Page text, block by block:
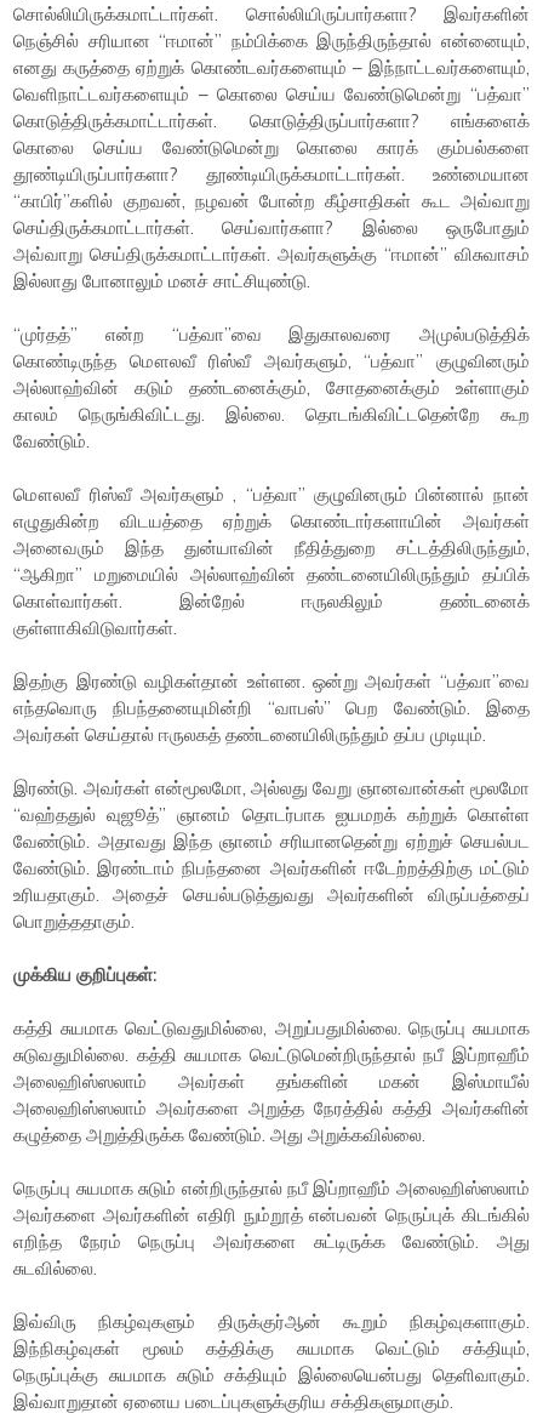
சொல்லியிருக்கமாட்டார்கள். சொல்லியிருப்பார்களா? இவர்களின்
நெஞ்சில் சரியான “ஈமான்” நம்பிக்கை இருந்திருந்தால் என்னையும்,
எனது கருத்தை ஏற்றுக் கொண்டவர்களையும் – இந்நாட்டவர்களையும்,
வெளிநாட்டவர்களையும் – கொலை செய்ய வேண்டுமென்று “பத்வா”
கொடுத்திருக்கமாட்டார்கள். கொடுத்திருப்பார்களா? எங்களைக்
கொலை செய்ய வேண்டுமென்று கொலை காரக் கும்பல்களை
தூண்டியிருப்பார்களா? தூண்டியிருக்கமாட்டார்கள். உண்மையான
“காபிர்”களில் குறவன், நழவன் போன்ற கீழ்சாதிகள் கூட அவ்வாறு
செய்திருக்கமாட்டார்கள். செய்வார்களா? இல்லை ஒருபோதும்
அவ்வாறு செய்திருக்கமாட்டார்கள். அவர்களுக்கு “ஈமான்” விசுவாசம்
இல்லாது போனாலும் மனச் சாட்சியுண்டு.
“முர்தத்” என்ற “பத்வா”வை இதுகாலவரை அமுல்படுத்திக்
கொண்டிருந்த மௌலவீ ரிஸ்வீ அவர்களும், “பத்வா” குழுவினரும்
அல்லாஹ்வின் கடும் தண்டனைக்கும், சோதனைக்கும் உள்ளாகும்
காலம் நெருங்கிவிட்டது. இல்லை. தொடங்கிவிட்டதென்றே கூற
வேண்டும்.
மௌலவீ ரிஸ்வீ அவர்களும் , “பத்வா” குழுவினரும் பின்னால் நான்
எழுதுகின்ற விடயத்தை ஏற்றுக் கொண்டார்களாயின் அவர்கள்
அனைவரும் இந்த துன்யாவின் நீதித்துறை சட்டத்திலிருந்தும்,
“ஆகிறா” மறுமையில் அல்லாஹ்வின் தண்டனையிலிருந்தும் தப்பிக்
கொள்வார்கள். இன்றேல் ஈருலகிலும் தண்டனைக்
குள்ளாகிவிடுவார்கள்.
இதற்கு இரண்டு வழிகள்தான் உள்ளன. ஒன்று அவர்கள் “பத்வா”வை
எந்தவொரு நிபந்தனையுமின்றி “வாபஸ்” பெற வேண்டும். இதை
அவர்கள் செய்தால் ஈருலகத் தண்டனையிலிருந்தும் தப்ப முடியும்.
இரண்டு. அவர்கள் என்மூலமோ, அல்லது வேறு ஞானவான்கள் மூலமோ
“வஹ்ததுல் வுஜூத்” ஞானம் தொடர்பாக ஐயமறக் கற்றுக் கொள்ள
வேண்டும். அதாவது இந்த ஞானம் சரியானதென்று ஏற்றுச் செயல்பட
வேண்டும். இரண்டாம் நிபந்தனை அவர்களின் ஈடேற்றத்திற்கு மட்டும்
உரியதாகும். அதைச் செயல்படுத்துவது அவர்களின் விருப்பத்தைப்
பொறுத்ததாகும்.
முக்கிய குறிப்புகள்:
கத்தி சுயமாக வெட்டுவதுமில்லை, அறுப்பதுமில்லை. நெருப்பு சுயமாக
சுடுவதுமில்லை. கத்தி சுயமாக வெட்டுமென்றிருந்தால் நபீ இப்றாஹீம்
அலைஹிஸ்ஸலாம் அவர்கள் தங்களின் மகன் இஸ்மாயீல்
அலைஹிஸ்ஸலாம் அவர்களை அறுத்த நேரத்தில் கத்தி அவர்களின்
கழுத்தை அறுத்திருக்க வேண்டும். அது அறுக்கவில்லை.
நெருப்பு சுயமாக சுடும் என்றிருந்தால் நபீ இப்றாஹீம் அலைஹிஸ்ஸலாம்
அவர்களை அவர்களின் எதிரி நும்றூத் என்பவன் நெருப்புக் கிடங்கில்
எறிந்த நேரம் நெருப்பு அவர்களை சுட்டிருக்க வேண்டும். அது
சுடவில்லை.
இவ்விரு நிகழ்வுகளும் திருக்குர்ஆன் கூறும் நிகழ்வுகளாகும்.
இந்நிகழ்வுகள் மூலம் கத்திக்கு சுயமாக வெட்டும் சக்தியும்,
நெருப்புக்கு சுயமாக சுடும் சக்தியும் இல்லையென்பது தெளிவாகும்.
இவ்வாறுதான் ஏனைய படைப்புகளுக்குரிய சக்திகளுமாகும்.